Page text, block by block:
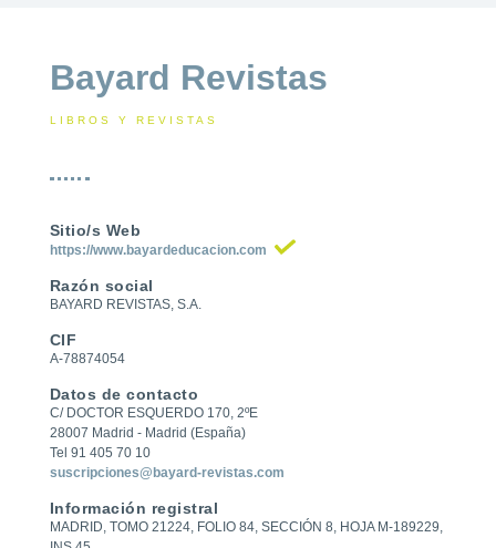
Bayard Revistas
LIBROS Y REVISTAS
Sitio/s Web
https://www.bayardeducacion.com
Razón social
BAYARD REVISTAS, S.A.
CIF
A-78874054
Datos de contacto
C/ DOCTOR ESQUERDO 170, 2ºE
28007 Madrid - Madrid (España)
Tel 91 405 70 10
suscripciones@bayard-revistas.com
Información registral
MADRID, TOMO 21224, FOLIO 84, SECCIÓN 8, HOJA M-189229,